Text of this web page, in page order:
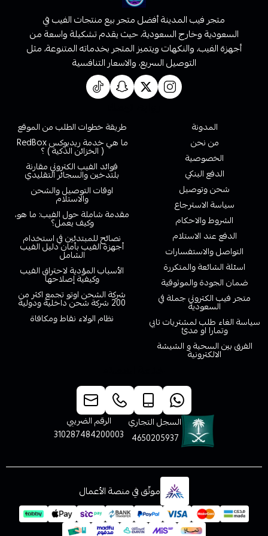
متجر فيب المدينة أفضل متجر بيع منتجات الفيب في
السعودية وخارج السعودية، حيث يقدم تشكيلة واسعة من
أجهزة الفيب، والنكهات ويتميز المتجر بخدماته المتنوعة، مثل
التوصيل السريع، والاسعار التنافسية
المدونة
من نحن
الخصوصية
الدفع البنكي
شحن وتوصيل
سياسة الاسترجاع
الشروط والاحكام
الدفع عند الاستلام
التواصل والاستفسارات
اسئلة الشائعة والمتكررة
ضمان الجودة والموثوقية
متجر فيب الكتروني جملة في
السعودية
سياسة الغاء طلب لمشتريات تابي
وتمارا او مدئ
الفرق بين السحبة و الشيشة
الالكترونية
طريقة خطوات الطلب من الموقع
ما هي خدمة ريدبوكس RedBox
( الخزائن الذكية ) ؟
فوائد الفيب الكتروني مقارنة
بلتدخين والسجائر التقليدي
اوقات التوصيل والشحن
والاستلام
مقدمة شاملة حول الفيب: ما هو،
وكيف يعمل؟
نصائح للمبتدئين في استخدام
أجهزة الفيب بأمان دليل الفيب
الشامل
الأسباب المؤدية لاحتراق الفيب
وكيفية إصلاحها
شركة الشحن اوتو تجمع اكثر من
200 شركة شحن داخلية ودولية
نظام الولاء نقاط ومكافاة
السجل التجاري
4650205937
الرقم الضريبي
310287484200003
موثّق في منصة الأعمال